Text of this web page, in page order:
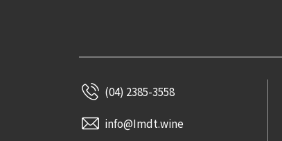
Destiny Bay Wine
Black Chalk
Paul Gros
Maison Pinot Noar
(04) 2385-3558
info@Imdt.wine